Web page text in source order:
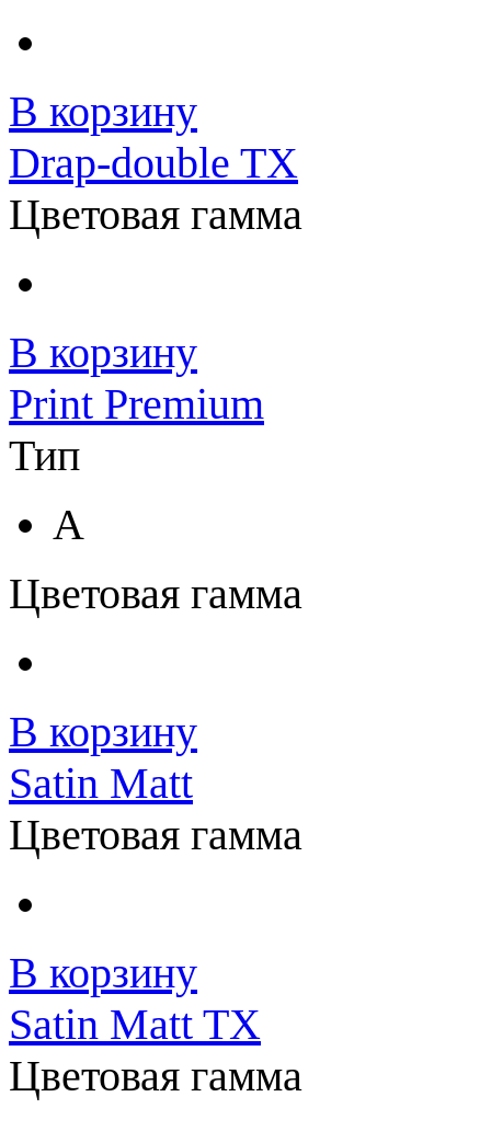
В корзину
Drap-double TX
Цветовая гамма
В корзину
Print Premium
Тип
A
Цветовая гамма
В корзину
Satin Matt
Цветовая гамма
В корзину
Satin Matt TX
Цветовая гамма